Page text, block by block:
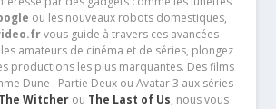
ou les nouveaux robots domestiques,
vous guide à travers ces avancées
amateurs de cinéma et de séries, plongez
productions les plus marquantes. Des films
Dune : Partie Deux ou Avatar 3 aux séries
The Witcherou The Last of Us, nous vous